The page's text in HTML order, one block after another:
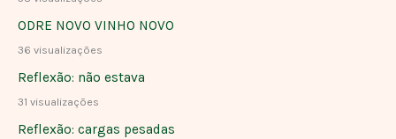
ODRE NOVO VINHO NOVO
36 visualizações
Reflexão: não estava
31 visualizações
Reflexão: cargas pesadas